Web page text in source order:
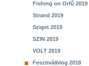
Fishing on Orfű 2019
Strand 2019
Sziget 2019
SZIN 2019
VOLT 2019
Fesztiválblog 2018